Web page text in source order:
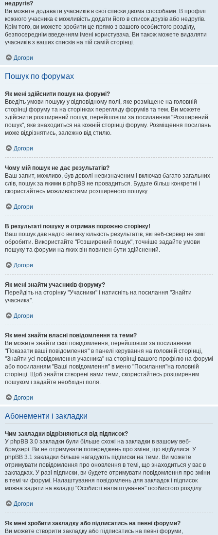
недругів?
Ви можете додавати учасників в свої списки двома способами. В профілі
кожного учасника є можливість додати його в список друзів або недругів.
Крім того, ви можете зробити це прямо з вашого особистого розділу,
безпосереднім введенням імені користувача. Ви також можете видаляти
учасників з ваших списків на тій самій сторінці.
Догори
Пошук по форумах
Як мені здійснити пошук на форумі?
Введіть умови пошуку у відповідному полі, яке розміщене на головній
сторінці форуму та на сторінках перегляду форумів та тем. Ви можете
здійснити розширений пошук, перейшовши за посиланням "Розширений
пошук", яке знаходиться на кожній сторінці форуму. Розміщення посилань
може відрізнятись, залежно від стилю.
Догори
Чому мій пошук не дає результатів?
Ваш запит, можливо, був доволі невизначеним і включав багато загальних
слів, пошук за якими в phpBB не провадиться. Будьте більш конкретні і
скористайтесь можливостями розширеного пошуку.
Догори
В результаті пошуку я отримав порожню сторінку!
Ваш пошук дав надто велику кількість результатів, які веб-сервер не зміг
обробити. Використайте "Розширений пошук", точніше задайте умови
пошуку та форуми на яких він повинен бути здійснений.
Догори
Як мені знайти учасників форуму?
Перейдіть на сторінку "Учасники" і натисніть на посилання "Знайти
учасника".
Догори
Як мені знайти власні повідомлення та теми?
Ви можете знайти свої повідомлення, перейшовши за посиланням
"Показати ваші повідомлення" в панелі керування на головній сторінці,
"Знайти усі повідомлення учасника" на сторінці вашого профілю на форумі
або посиланням "Ваші повідомлення" в меню "Посилання"на головній
сторінці. Щоб знайти створені вами теми, скористайтесь розширеним
пошуком і задайте необхідні поля.
Догори
Абонементи і закладки
Чим закладки відрізняються від підписок?
У phpBB 3.0 закладки були більше схожі на закладки в вашому веб-
браузері. Ви не отримували попереджень про зміни, що відбулися. У
phpBB 3.1 закладки більше нагадують підписки на теми. Ви можете
отримувати повідомлення про оновлення в темі, що знаходиться у вас в
закладках. У разі підписки, ви будете отримувати повідомлення про зміни
в темі чи форумі. Налаштування повідомлень для закладок і підписок
можна задати на вкладці "Особисті налаштування" особистого розділу.
Догори
Як мені зробити закладку або підписатись на певні форуми?
Ви можете створити закладку або підписатись на певні форуми,